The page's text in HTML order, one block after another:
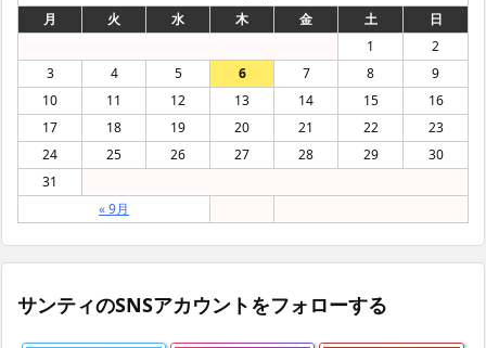
月
火 水 木 金 土 日
« 9月
1
2
3
4 5 6 7 8
9
10
11 12 13 14 15
16
17
18 19 20 21 22
23
24
25 26 27 28 29
30
31
サンティのSNSアカウントをフォローする